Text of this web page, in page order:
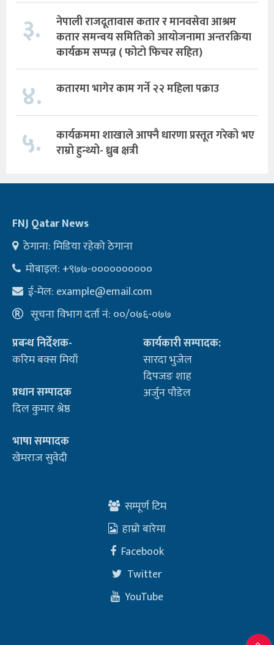
३.
नेपाली राजदूतावास कतार र मानवसेवा आश्रम
कतार समन्वय समितिको आयोजनामा अन्तरक्रिया
कार्यक्रम सप्पन्न ( फोटो फिचर सहित)
४. कतारमा भागेर काम गर्ने २२ महिला पक्राउ
५.
कार्यक्रममा शाखाले आफ्नै धारणा प्रस्तूत गरेको भए
राम्रो हुन्थ्यो- ध्रुब क्षत्री
FNJ Qatar News
ठेगाना: मिडिया रहेको ठेगाना
मोबाइल: +९७७-००००००००००
ई-मेल: example@email.com
सूचना विभाग दर्ता नं: ००/०७६-०७७
प्रबन्ध निर्देशक-
करिम बक्स मियाँ
प्रधान सम्पादक
दिल कुमार श्रेष्ठ
भाषा सम्पादक
खेमराज सुवेदी
कार्यकारी सम्पादक:
सारदा भुजेल
दिपजङ शाह
अर्जुन पौडेल
सम्पूर्ण टिम
हाम्रो बारेमा
Facebook
Twitter
YouTube